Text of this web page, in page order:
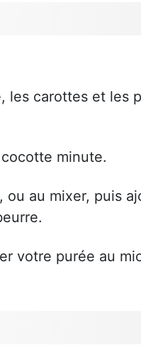
les carottes et les
minute.
ou au mixer, puis
votre purée au